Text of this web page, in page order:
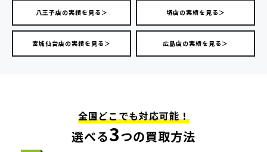
八王子店の実績を見る＞ 堺店の実績を見る＞
宮城仙台店の実績を見る＞ 広島店の実績を見る＞
全国どこでも対応可能！
選べる3つの買取方法